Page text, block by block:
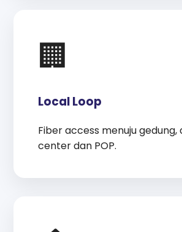
🏢
Local Loop
Fiber access menuju gedung,
center dan POP.